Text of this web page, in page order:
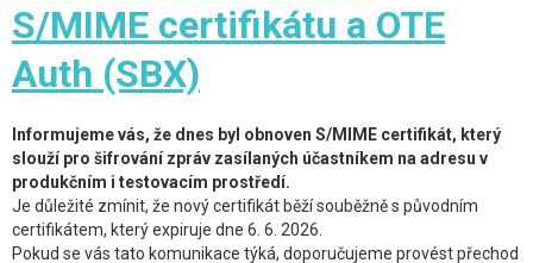
S/MIME certifikátu a OTE
Auth (SBX)
Informujeme vás, že dnes byl obnoven S/MIME certifikát, který
slouží pro šifrování zpráv zasílaných účastníkem na adresu v
produkčním i testovacím prostředí.
Je důležité zmínit, že nový certifikát běží souběžně s původním
certifikátem, který expiruje dne 6. 6. 2026.
Pokud se vás tato komunikace týká, doporučujeme provést přechod